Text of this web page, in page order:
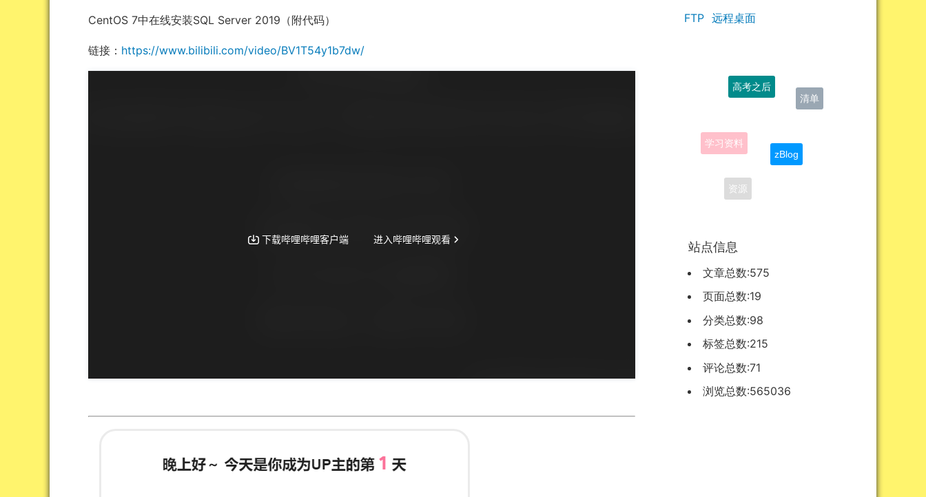
CentOS 7中在线安装SQL Server 2019（附代码）
链接： https://www.bilibili.com/video/BV1T54y1b7dw/
FTP 远程桌面
资源
清单
高考之后
站点信息
文章总数:575
页面总数:19
分类总数:98
标签总数:215
评论总数:71
浏览总数:565036